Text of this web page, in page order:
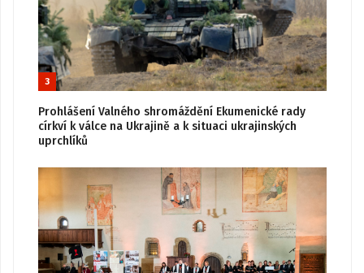
3
Prohlášení Valného shromáždění Ekumenické rady
církví k válce na Ukrajině a k situaci ukrajinských
uprchlíků